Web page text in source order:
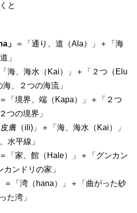
と
」
＝「通り、道（Ala）」＋「海
」
「海、海水（Kai）」＋「２つ（Elu
、２つの海流」
＝「境界、端（Kapa）」＋「２つ
つの境界」
皮膚（ili)」＋「海、海水（Kai）」
水平線」
＝「家、館（Hale）」＋「グンカン
ンドリの家」
＝「湾（hana）」＋「曲がった砂
た湾」